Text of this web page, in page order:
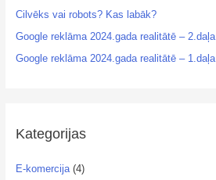
Cilvēks vai robots? Kas labāk?
Google reklāma 2024.gada realitātē – 2.daļa
Google reklāma 2024.gada realitātē – 1.daļa
Kategorijas
E-komercija(4)